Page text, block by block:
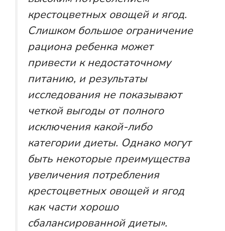
крестоцветных овощей и ягод.
Слишком большое ограничение
рациона ребенка может
привести к недостаточному
питанию, и результаты
исследования не показывают
четкой выгоды от полного
исключения какой-либо
категории диеты. Однако могут
быть некоторые преимущества
увеличения потребления
крестоцветных овощей и ягод
как части хорошо
сбалансированной диеты».